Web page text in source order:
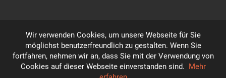
Wir verwenden Cookies, um unsere Webseite für Sie
möglichst benutzerfreundlich zu gestalten. Wenn Sie
fortfahren, nehmen wir an, dass Sie mit der Verwendung von
Cookies auf dieser Webseite einverstanden sind. Mehr
Der Maßstab inTHEORIE +PRAXIS
Technische Änderungen vorbehalten!
© THEPRA Didactic GmbH